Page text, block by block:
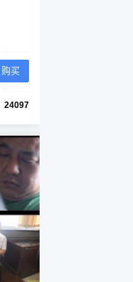
购买
24097